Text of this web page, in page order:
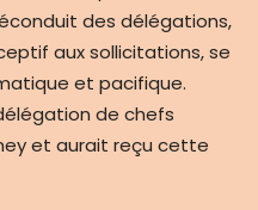
des délégations,
aux sollicitations, se
et pacifique.
de chefs
et aurait reçu cette